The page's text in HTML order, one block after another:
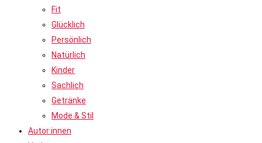
Fit
Glücklich
Persönlich
Natürlich
Kinder
Sachlich
Getränke
Mode & Stil
Autor:innen